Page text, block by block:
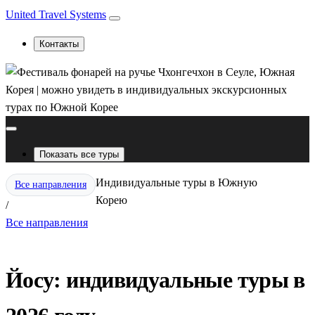
United Travel Systems
Контакты
Показать все туры
Все направления
/
Индивидуальные туры в Южную
Корею
Все направления
Йосу: индивидуальные туры в